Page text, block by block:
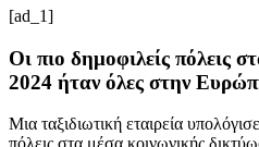
[ad_1]
Οι πιο δημοφιλείς πόλεις
2024 ήταν όλες στην
Μια ταξιδιωτική εταιρεία